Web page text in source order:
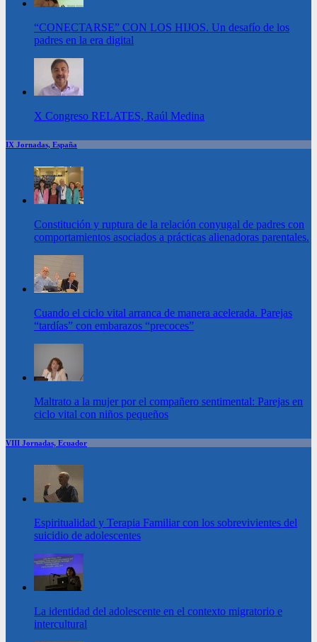
“CONECTARSE” CON LOS HIJOS. Un desafío de los
padres en la era digital
X Congreso RELATES, Raúl Medina
IX Jornadas, España
Constitución y ruptura de la relación conyugal de padres con
comportamientos asociados a prácticas alienadoras parentales.
Cuando el ciclo vital arranca de manera acelerada. Parejas
“tardías” con embarazos “precoces”
Maltrato a la mujer por el compañero sentimental: Parejas en
ciclo vital con niños pequeños
VIII Jornadas, Ecuador
Espiritualidad y Terapia Familiar con los sobrevivientes del
suicidio de adolescentes
La identidad del adolescente en el contexto migratorio e
intercultural